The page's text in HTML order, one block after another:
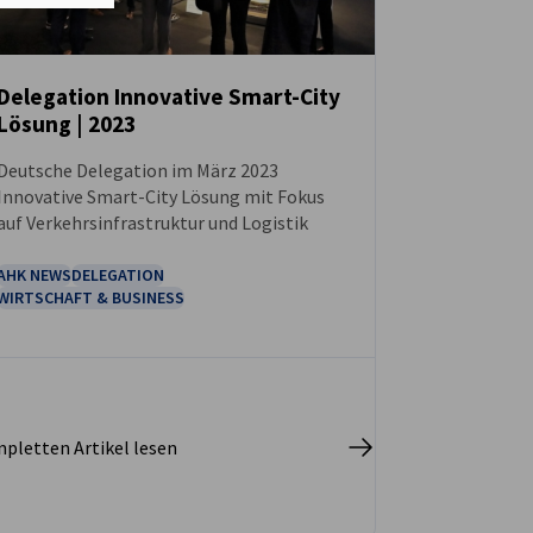
NEUIGKEITEN
Innovative Smart-City
| 2023
Delegation im März 2023
Smart-City Lösung mit Fokus
Verkehrsinfrastruktur und Logistik
NEWSDELEGATION
& BUSINESS
Artikel lesen